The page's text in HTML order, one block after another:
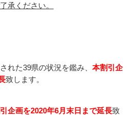
承ください。
れた39県の状況を鑑み、本割引企
致します。
企画を2020年6月末日まで延長致